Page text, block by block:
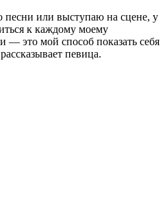
песни или выступаю на сцене, у
к каждому моему
— это мой способ показать себя
певица.